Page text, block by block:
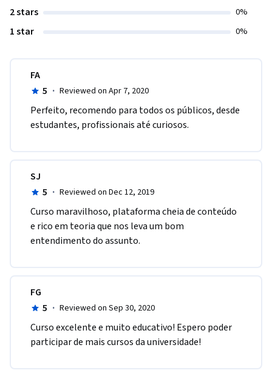
2 stars 0%
1 star 0%
FA
5 · Reviewed on Apr 7, 2020
Perfeito, recomendo para todos os públicos, desde
estudantes, profissionais até curiosos.
SJ
5 · Reviewed on Dec 12, 2019
Curso maravilhoso, plataforma cheia de conteúdo
e rico em teoria que nos leva um bom
entendimento do assunto.
FG
5 · Reviewed on Sep 30, 2020
Curso excelente e muito educativo! Espero poder
participar de mais cursos da universidade!